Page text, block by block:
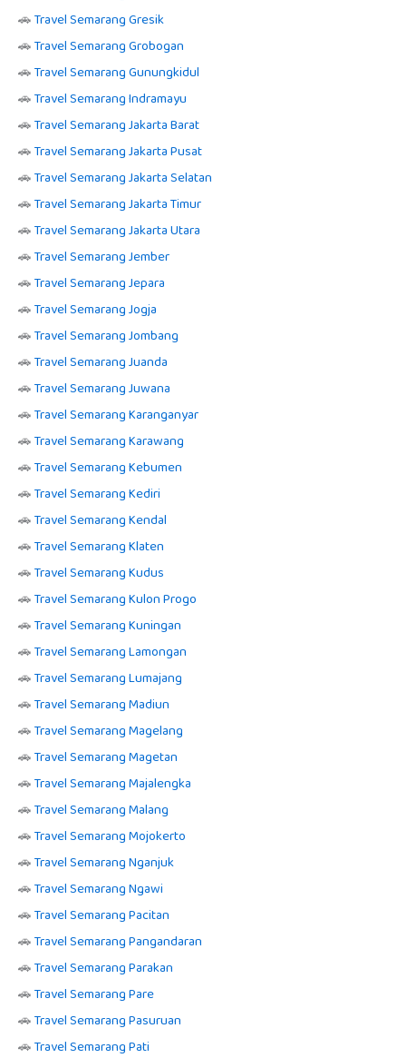
🚗Travel Semarang Gresik
🚗Travel Semarang Grobogan
🚗Travel Semarang Gunungkidul
🚗Travel Semarang Indramayu
🚗Travel Semarang Jakarta Barat
🚗Travel Semarang Jakarta Pusat
🚗Travel Semarang Jakarta Selatan
🚗Travel Semarang Jakarta Timur
🚗Travel Semarang Jakarta Utara
🚗Travel Semarang Jember
🚗Travel Semarang Jepara
🚗Travel Semarang Jogja
🚗Travel Semarang Jombang
🚗Travel Semarang Juanda
🚗Travel Semarang Juwana
🚗Travel Semarang Karanganyar
🚗Travel Semarang Karawang
🚗Travel Semarang Kebumen
🚗Travel Semarang Kediri
🚗Travel Semarang Kendal
🚗Travel Semarang Klaten
🚗Travel Semarang Kudus
🚗Travel Semarang Kulon Progo
🚗Travel Semarang Kuningan
🚗Travel Semarang Lamongan
🚗Travel Semarang Lumajang
🚗Travel Semarang Madiun
🚗Travel Semarang Magelang
🚗Travel Semarang Magetan
🚗Travel Semarang Majalengka
🚗Travel Semarang Malang
🚗Travel Semarang Mojokerto
🚗Travel Semarang Nganjuk
🚗Travel Semarang Ngawi
🚗Travel Semarang Pacitan
🚗Travel Semarang Pangandaran
🚗Travel Semarang Parakan
🚗Travel Semarang Pare
🚗Travel Semarang Pasuruan
🚗Travel Semarang Pati